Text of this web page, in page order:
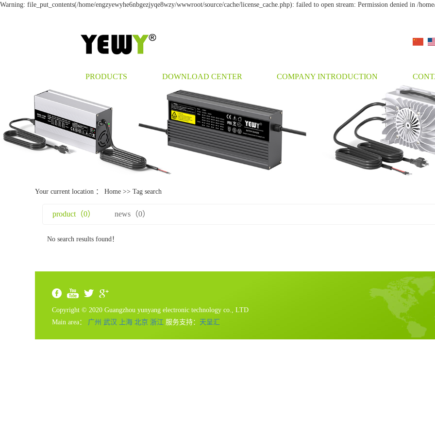
Warning: file_put_contents(/home/engzyewyhe6nbgezjyqe8wzy/wwwroot/source/cache/license_cache.php): failed to open stream: Permission denied in /
PRODUCTS DOWNLOAD CENTER COMPANY INTRODUCTION
Your current location ： Home >> Tag search
product（0） news（0）
No search results found！
Copyright © 2020 Guangzhou yunyang electronic technology co., LTD
Main area： 广州 武汉 上海 北京 浙江 服务支持： 天呈汇